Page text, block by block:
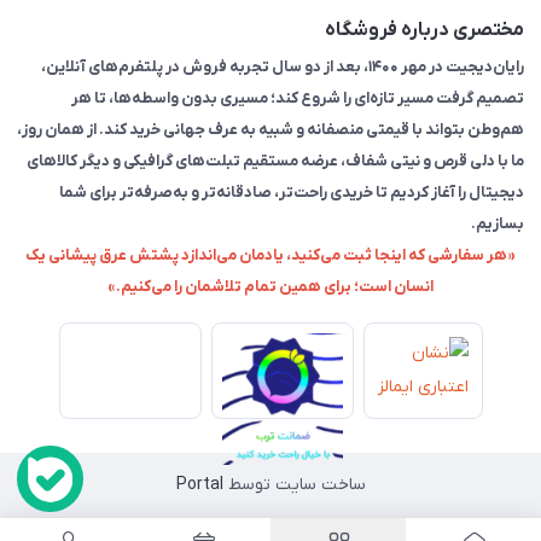
مختصری درباره فروشگاه
رایان‌دیجیت در مهر ۱۴۰۰، بعد از دو سال تجربه فروش در پلتفرم‌های آنلاین،
تصمیم گرفت مسیر تازه‌ای را شروع کند؛ مسیری بدون واسطه‌ها، تا هر
هم‌وطن بتواند با قیمتی منصفانه و شبیه به عرف جهانی خرید کند. از همان روز،
ما با دلی قرص و نیتی شفاف، عرضه مستقیم تبلت‌های گرافیکی و دیگر کالاهای
دیجیتال را آغاز کردیم تا خریدی راحت‌تر، صادقانه‌تر و به‌صرفه‌تر برای شما
بسازیم.
«هر سفارشی که اینجا ثبت می‌کنید، یادمان می‌اندازد پشتش عرق پیشانی یک
انسان است؛ برای همین تمام تلاشمان را می‌کنیم.»
ساخت سایت توسط Portal